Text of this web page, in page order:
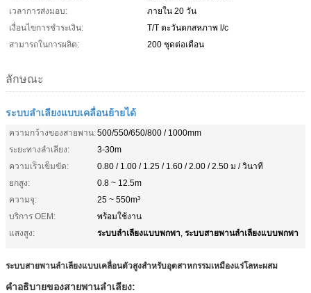
เวลาการส่งมอบ:
ภายใน 20 วัน
เงื่อนไขการชำระเงิน:
T/T ตะวันตกสหภาพ l/c
สามารถในการผลิต:
200 ชุดต่อเดือน
ลักษณะ
ระบบลำเลียงแบบเคลื่อนย้ายได้
ความกว้างของสายพาน:500/550/650/800 / 1000mm
ระยะทางลำเลียง:
3-30m
ความเร็วเข็มขัด:
0.80 / 1.00 / 1.25 / 1.60 / 2.00 / 2.50 ม / วินาที
ยกสูง:
0.8 ~ 12.5m
ความจุ:
25 ~ 550m³
บริการ OEM:
พร้อมใช้งาน
แสงสูง:
ระบบลำเลียงแบบพกพา, ระบบสายพานลำเลียงแบบพกพา
ระบบสายพานลำเลียงแบบเคลื่อนตัวสูงสำหรับอุตสาหกรรมเหมืองแร่โลหะผสม
คำอธิบายของสายพานลำเลียง: